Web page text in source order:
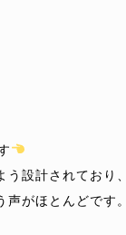
声がほとんどです